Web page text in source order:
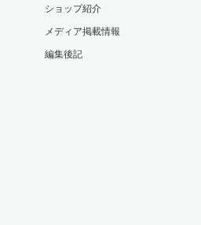
ショップ紹介
メディア掲載情報
編集後記